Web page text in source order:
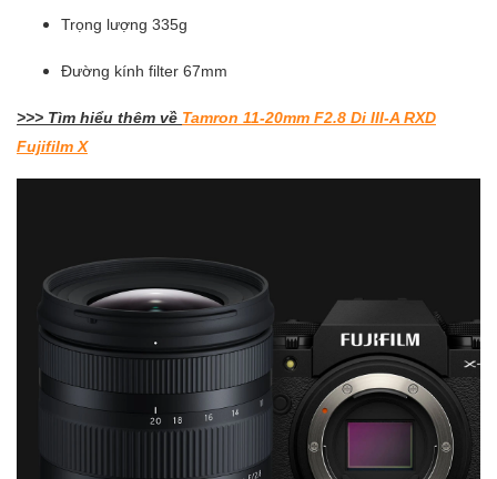
Trọng lượng 335g
Đường kính filter 67mm
>>> Tìm hiểu thêm về Tamron 11-20mm F2.8 Di III-A RXD
Fujifilm X